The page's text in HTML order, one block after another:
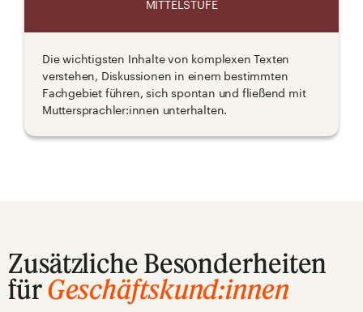
MITTELSTUFE
Die wichtigsten Inhalte von komplexen Texten
verstehen, Diskussionen in einem bestimmten
Fachgebiet führen, sich spontan und fließend mit
Muttersprachler:innen unterhalten.
Zusätzliche Besonderheiten
fürGeschäftskund:innen